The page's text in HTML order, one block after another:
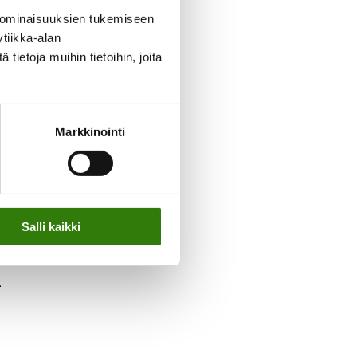
tukemiseen
alan
tietoja muihin tietoihin, joita
Markkinointi
Salli kaikki